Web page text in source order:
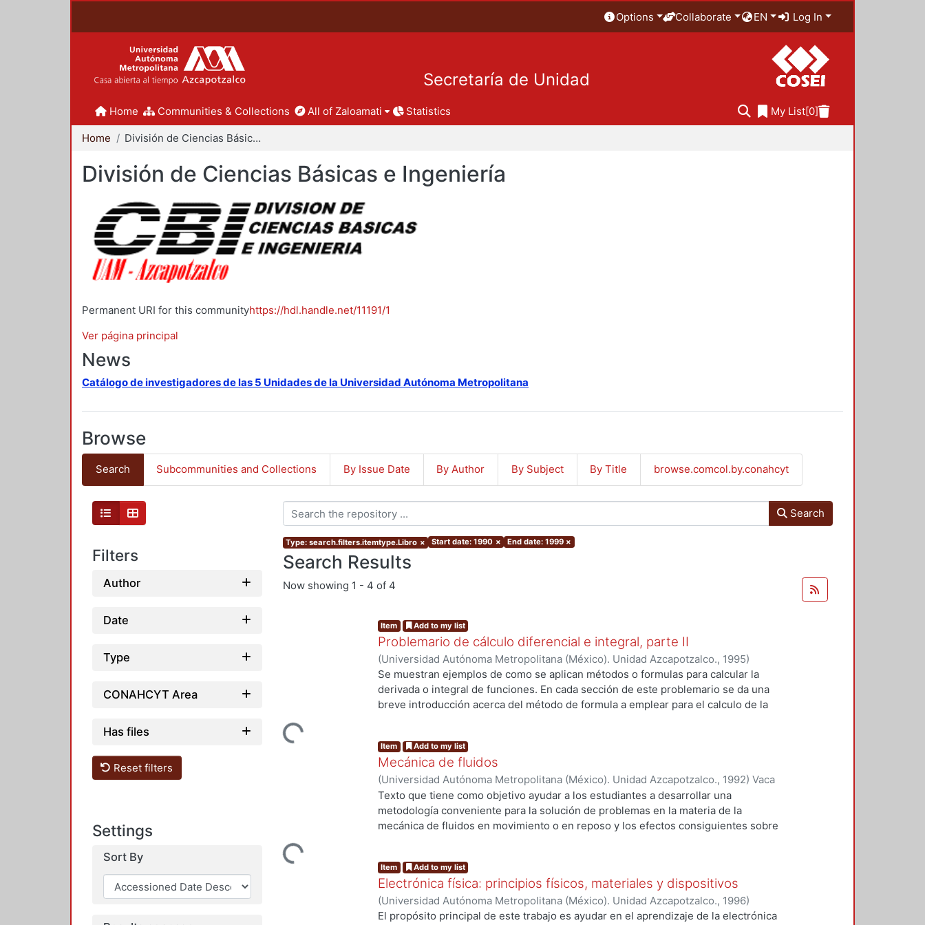
Options Collaborate EN Log In
Secretaría de Unidad
Home Communities & Collections All of Zaloamati Statistics My List[0]
Home División de Ciencias Básicas e Ingeniería
División de Ciencias Básicas e Ingeniería
Permanent URI for this communityhttps://hdl.handle.net/11191/1
Ver página principal
News
Catálogo de investigadores de las 5 Unidades de la Universidad Autónoma Metropolitana
Browse
Search Subcommunities and Collections By Issue Date By Author By Subject By Title browse.comcol.by.conahcyt
Filters
Author
Date
Type
CONAHCYT Area
Has files
Reset filters
Settings
Sort By
Search
Type: search.filters.itemtype.Libro × Start date: 1990 × End date: 1999 ×
Search Results
Now showing 1 - 4 of 4
Loading...
Item Add to my list
Problemario de cálculo diferencial e integral, parte II
(Universidad Autónoma Metropolitana (México). Unidad Azcapotzalco., 1995)
Becerril Espinosa, Alfonso C.
Se muestran ejemplos de como se aplican métodos o formulas para calcular la
derivada o integral de funciones. En cada sección de este problemario se da una
breve introducción acerca del método de formula a emplear para el calculo de la
trigonométricas, logarítmicas, hiperbólicas y sus inversas. Al final de cada sección
se presentan problemas a resolver, cuyas soluciones, con bosquejo de su
obtención en algunos casos, se dan al final del problemario.
Loading...
Item Add to my list
Mecánica de fluidos
(Universidad Autónoma Metropolitana (México). Unidad Azcapotzalco., 1992) Vaca
Mier, Mabel;López Callejas, Raymundo
Texto que tiene como objetivo ayudar a los estudiantes a desarrollar una
metodología conveniente para la solución de problemas en la materia de la
mecánica de fluidos en movimiento o en reposo y los efectos consiguientes sobre
sustentan y se resuelven los problemas que ejemplifican los temas, relacionando el
resultado con el comportamiento físico esperado.
Item Add to my list
Electrónica física: principios físicos, materiales y dispositivos
(Universidad Autónoma Metropolitana (México). Unidad Azcapotzalco., 1996)
Quintero Torres, Rafael
El propósito principal de este trabajo es ayudar en el aprendizaje de la electrónica